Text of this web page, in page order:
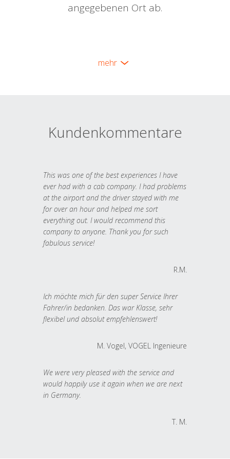
angegebenen Ort ab.
mehr
Kundenkommentare
This was one of the best experiences I have
ever had with a cab company. I had problems
at the airport and the driver stayed with me
for over an hour and helped me sort
everything out. I would recommend this
company to anyone. Thank you for such
fabulous service!
R.M.
Ich möchte mich für den super Service Ihrer
Fahrer/in bedanken. Das war Klasse, sehr
flexibel und absolut empfehlenswert!
M. Vogel, VOGEL Ingenieure
We were very pleased with the service and
would happily use it again when we are next
in Germany.
T. M.